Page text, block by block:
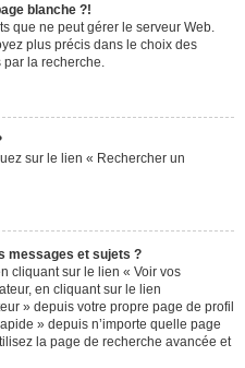
blanche ?!
que ne peut gérer le serveur Web.
plus précis dans le choix des
la recherche.
sur le lien « Rechercher un
messages et sujets ?
cliquant sur le lien « Voir vos
en cliquant sur le lien
» depuis votre propre page de profil
» depuis n’importe quelle page
la page de recherche avancée et